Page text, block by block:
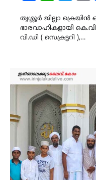
തൃശ്ശൂർ ജില്ലാ
ഭാരവാഹികളായി
വി.ഡി ( സെക്രട്ടറി ),…